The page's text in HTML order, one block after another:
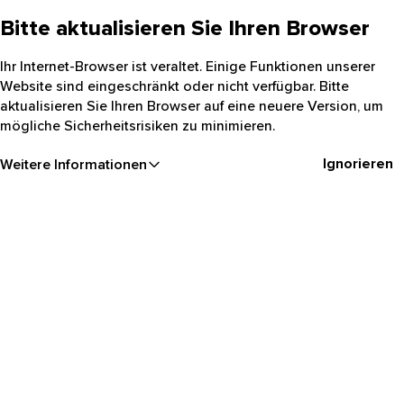
Bitte aktualisieren Sie Ihren Browser
Ihr Internet-Browser ist veraltet. Einige Funktionen unserer
Website sind eingeschränkt oder nicht verfügbar. Bitte
aktualisieren Sie Ihren Browser auf eine neuere Version, um
mögliche Sicherheitsrisiken zu minimieren.
Weitere Informationen Ignorieren